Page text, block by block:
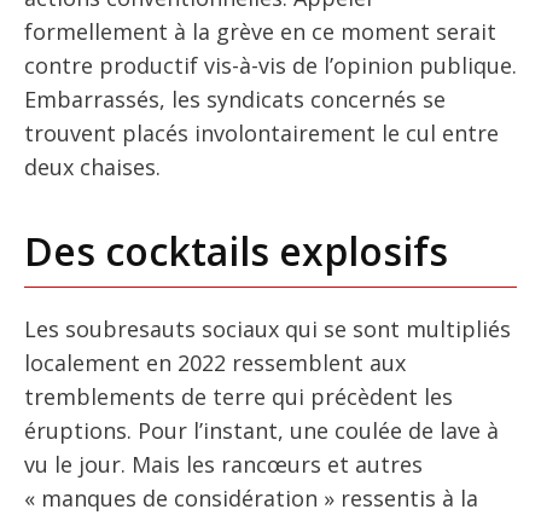
formellement à la grève en ce moment serait
contre productif vis-à-vis de l’opinion publique.
Embarrassés, les syndicats concernés se
trouvent placés involontairement le cul entre
deux chaises.
Des cocktails explosifs
Les soubresauts sociaux qui se sont multipliés
localement en 2022 ressemblent aux
tremblements de terre qui précèdent les
éruptions. Pour l’instant, une coulée de lave à
vu le jour. Mais les rancœurs et autres
« manques de considération » ressentis à la